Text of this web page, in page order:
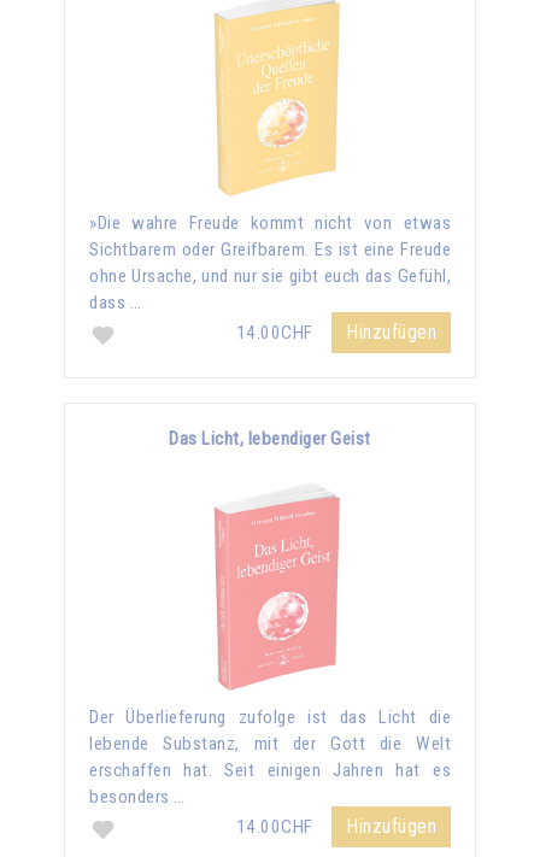
»Die wahre Freude kommt nicht von etwas
Sichtbarem oder Greifbarem. Es ist eine Freude
ohne Ursache, und nur sie gibt euch das Gefühl,
dass …
14.00CHF
Hinzufügen
Das Licht, lebendiger Geist
Der Überlieferung zufolge ist das Licht die
lebende Substanz, mit der Gott die Welt
erschaffen hat. Seit einigen Jahren hat es
besonders …
14.00CHF
Hinzufügen